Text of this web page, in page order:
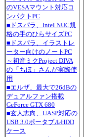
のVESAマウント対応コ
ンパクトPC
■ドスパラ、Intel NUC規
格の手のひらサイズPC
■ドスパラ、イラストレ
ーター向けのノートPC
～初音ミクProject DIVA
の「ちほ」さんが実際使
用
■エルザ、最大で26dBの
デュアルファン搭載
GeForce GTX 680
■玄人志向、UASP対応の
USB 3.0ポータブルHDD
ケース